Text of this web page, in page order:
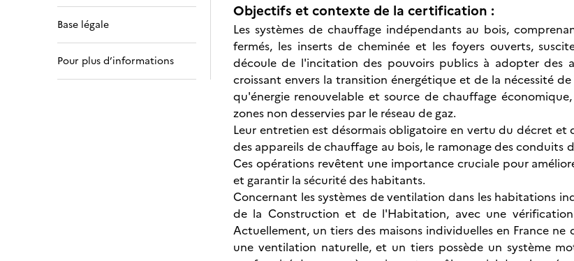
Base légale
Pour plus d’informations
Objectifs et contexte de la certification :
Les systèmes de chauffage indépendants au bois,
fermés, les inserts de cheminée et les foyers ouverts,
découle de l'incitation des pouvoirs publics à adopter des
croissant envers la transition énergétique et de la nécessité
qu'énergie renouvelable et source de chauffage
zones non desservies par le réseau de gaz.
Leur entretien est désormais obligatoire en vertu du décret
des appareils de chauffage au bois, le ramonage des
Ces opérations revêtent une importance cruciale pour
et garantir la sécurité des habitants.
Concernant les systèmes de ventilation dans les habitations
de la Construction et de l'Habitation, avec une
Actuellement, un tiers des maisons individuelles en France
une ventilation naturelle, et un tiers possède un système